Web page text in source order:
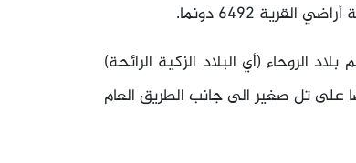
الروحاء (أي البلاد الزكية الرائحة)
على تل صغير الى جانب الطريق العام